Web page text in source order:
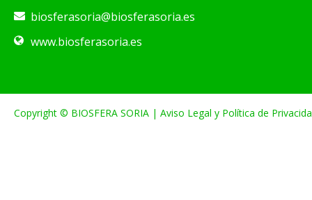
biosferasoria@biosferasoria.es
www.biosferasoria.es
Copyright © BIOSFERA SORIA | Aviso Legal y Política de